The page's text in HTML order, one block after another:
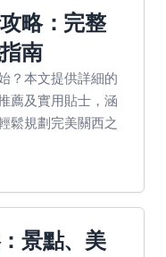
略：完整
南
？本文提供詳細的
薦及實用貼士，涵
鬆規劃完美關西之
景點、美